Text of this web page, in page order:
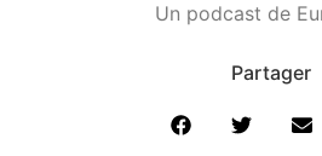
Un podcast de
Partager